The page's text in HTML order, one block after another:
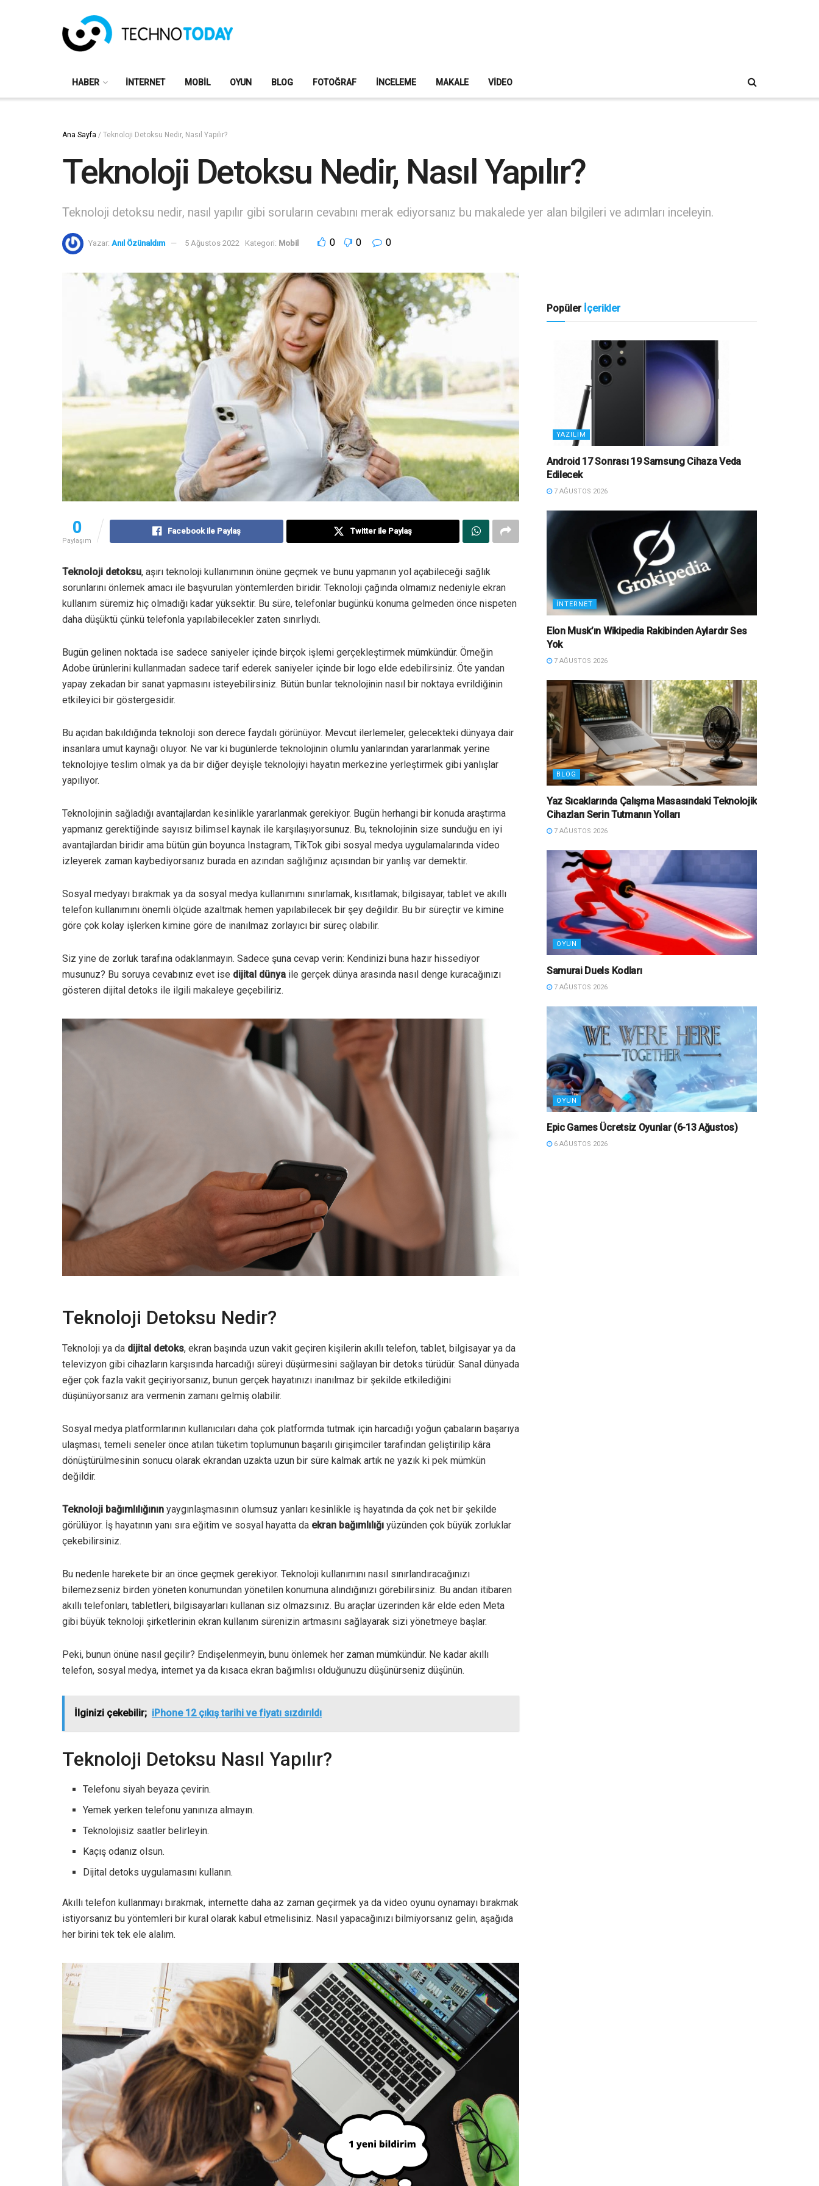
HABER İNTERNET MOBIL OYUN BLOG FOTOĞRAF İNCELEME MAKALE VIDEO
Ana Sayfa / Teknoloji Detoksu Nedir, Nasıl Yapılır?
Teknoloji Detoksu Nedir, Nasıl Yapılır?
Teknoloji detoksu nedir, nasıl yapılır gibi soruların cevabını merak ediyorsanız bu makalede yer alan bilgileri ve adımları inceleyin.
Yazar: Anıl Özünaldım 5 Ağustos 2022 Kategori: Mobil 0 0 0
0
Paylaşım
Facebook ile Paylaş Twitter ile Paylaş
Teknoloji detoksu, aşırı teknoloji kullanımının önüne geçmek ve bunu yapmanın yol açabileceği sağlık
sorunlarını önlemek amacı ile başvurulan yöntemlerden biridir. Teknoloji çağında olmamız nedeniyle ekran
kullanım süremiz hiç olmadığı kadar yüksektir. Bu süre, telefonlar bugünkü konuma gelmeden önce nispeten
daha düşüktü çünkü telefonla yapılabilecekler zaten sınırlıydı.
Bugün gelinen noktada ise sadece saniyeler içinde birçok işlemi gerçekleştirmek mümkündür. Örneğin
Adobe ürünlerini kullanmadan sadece tarif ederek saniyeler içinde bir logo elde edebilirsiniz. Öte yandan
yapay zekadan bir sanat yapmasını isteyebilirsiniz. Bütün bunlar teknolojinin nasıl bir noktaya evrildiğinin
etkileyici bir göstergesidir.
Bu açıdan bakıldığında teknoloji son derece faydalı görünüyor. Mevcut ilerlemeler, gelecekteki dünyaya dair
insanlara umut kaynağı oluyor. Ne var ki bugünlerde teknolojinin olumlu yanlarından yararlanmak yerine
teknolojiye teslim olmak ya da bir diğer deyişle teknolojiyi hayatın merkezine yerleştirmek gibi yanlışlar
yapılıyor.
Teknolojinin sağladığı avantajlardan kesinlikle yararlanmak gerekiyor. Bugün herhangi bir konuda araştırma
yapmanız gerektiğinde sayısız bilimsel kaynak ile karşılaşıyorsunuz. Bu, teknolojinin size sunduğu en iyi
avantajlardan biridir ama bütün gün boyunca Instagram, TikTok gibi sosyal medya uygulamalarında video
izleyerek zaman kaybediyorsanız burada en azından sağlığınız açısından bir yanlış var demektir.
Sosyal medyayı bırakmak ya da sosyal medya kullanımını sınırlamak, kısıtlamak; bilgisayar, tablet ve akıllı
telefon kullanımını önemli ölçüde azaltmak hemen yapılabilecek bir şey değildir. Bu bir süreçtir ve kimine
göre çok kolay işlerken kimine göre de inanılmaz zorlayıcı bir süreç olabilir.
Siz yine de zorluk tarafına odaklanmayın. Sadece şuna cevap verin: Kendinizi buna hazır hissediyor
musunuz? Bu soruya cevabınız evet ise dijital dünya ile gerçek dünya arasında nasıl denge kuracağınızı
gösteren dijital detoks ile ilgili makaleye geçebiliriz.
Teknoloji Detoksu Nedir?
Teknoloji ya da dijital detoks, ekran başında uzun vakit geçiren kişilerin akıllı telefon, tablet, bilgisayar ya da
televizyon gibi cihazların karşısında harcadığı süreyi düşürmesini sağlayan bir detoks türüdür. Sanal dünyada
eğer çok fazla vakit geçiriyorsanız, bunun gerçek hayatınızı inanılmaz bir şekilde etkilediğini
düşünüyorsanız ara vermenin zamanı gelmiş olabilir.
Sosyal medya platformlarının kullanıcıları daha çok platformda tutmak için harcadığı yoğun çabaların başarıya
ulaşması, temeli seneler önce atılan tüketim toplumunun başarılı girişimciler tarafından geliştirilip kâra
dönüştürülmesinin sonucu olarak ekrandan uzakta uzun bir süre kalmak artık ne yazık ki pek mümkün
değildir.
Teknoloji bağımlılığının yaygınlaşmasının olumsuz yanları kesinlikle iş hayatında da çok net bir şekilde
görülüyor. İş hayatının yanı sıra eğitim ve sosyal hayatta da ekran bağımlılığı yüzünden çok büyük zorluklar
çekebilirsiniz.
Bu nedenle harekete bir an önce geçmek gerekiyor. Teknoloji kullanımını nasıl sınırlandıracağınızı
bilemezseniz birden yöneten konumundan yönetilen konumuna alındığınızı görebilirsiniz. Bu andan itibaren
akıllı telefonları, tabletleri, bilgisayarları kullanan siz olmazsınız. Bu araçlar üzerinden kâr elde eden Meta
gibi büyük teknoloji şirketlerinin ekran kullanım sürenizin artmasını sağlayarak sizi yönetmeye başlar.
Peki, bunun önüne nasıl geçilir? Endişelenmeyin, bunu önlemek her zaman mümkündür. Ne kadar akıllı
telefon, sosyal medya, internet ya da kısaca ekran bağımlısı olduğunuzu düşünürseniz düşünün.
İlginizi çekebilir; iPhone 12 çıkış tarihi ve fiyatı sızdırıldı
Teknoloji Detoksu Nasıl Yapılır?
Telefonu siyah beyaza çevirin.
Yemek yerken telefonu yanınıza almayın.
Teknolojisiz saatler belirleyin.
Kaçış odanız olsun.
Dijital detoks uygulamasını kullanın.
Akıllı telefon kullanmayı bırakmak, internette daha az zaman geçirmek ya da video oyunu oynamayı bırakmak
istiyorsanız bu yöntemleri bir kural olarak kabul etmelisiniz. Nasıl yapacağınızı bilmiyorsanız gelin, aşağıda
her birini tek tek ele alalım.
Popüler İçerikler
YAZILIM
Android 17 Sonrası 19 Samsung Cihaza Veda
Edilecek
7 AĞUSTOS 2026
İNTERNET
Elon Musk’ın Wikipedia Rakibinden Aylardır Ses
Yok
7 AĞUSTOS 2026
BLOG
Yaz Sıcaklarında Çalışma Masasındaki Teknolojik
Cihazları Serin Tutmanın Yolları
7 AĞUSTOS 2026
OYUN
Samurai Duels Kodları
7 AĞUSTOS 2026
OYUN
Epic Games Ücretsiz Oyunlar (6-13 Ağustos)
6 AĞUSTOS 2026